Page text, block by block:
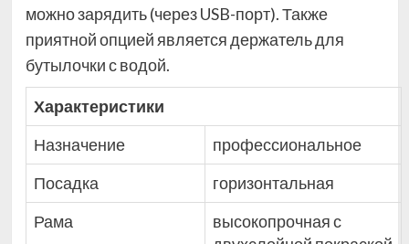
можно зарядить (через USB-порт). Также
приятной опцией является держатель для
бутылочки с водой.
Характеристики
Назначение
профессиональное
Посадка
горизонтальная
Рама
высокопрочная с